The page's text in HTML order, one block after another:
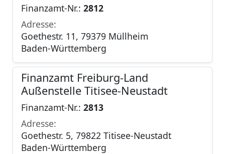
Finanzamt-Nr.: 2812
Adresse:
Goethestr. 11, 79379 Müllheim
Baden-Württemberg
Finanzamt Freiburg-Land
Außenstelle Titisee-Neustadt
Finanzamt-Nr.: 2813
Adresse:
Goethestr. 5, 79822 Titisee-Neustadt
Baden-Württemberg